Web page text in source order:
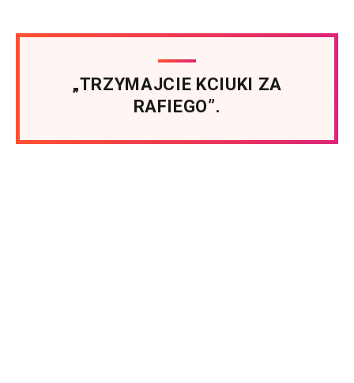
„TRZYMAJCIE KCIUKI ZA
RAFIEGO”.